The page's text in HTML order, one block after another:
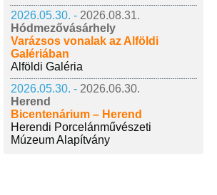
2026.05.30. - 2026.08.31.
Hódmezővásárhely
Varázsos vonalak az Alföldi
Galériában
Alföldi Galéria
2026.05.30. - 2026.06.30.
Herend
Bicentenárium – Herend
Herendi Porcelánművészeti
Múzeum Alapítvány